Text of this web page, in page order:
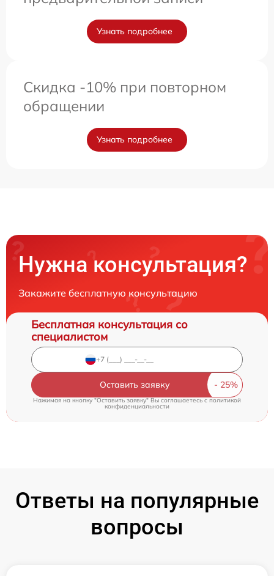
Узнать подробнее
Скидка -10% при повторном
обращении
Узнать подробнее
Нужна консультация?
Закажите бесплатную консультацию
Бесплатная консультация со
специалистом
Оставить заявку
Нажимая на кнопку "Оставить заявку" Вы соглашаетесь cполитикой
конфиденциальности
Ответы на популярные
вопросы